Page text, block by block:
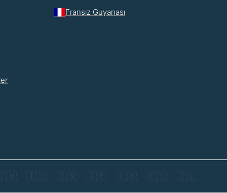
Fransız Guyanası
🇮🇩 🇨🇳 🇯🇵 🇰🇷 🇪🇸 🇮🇱